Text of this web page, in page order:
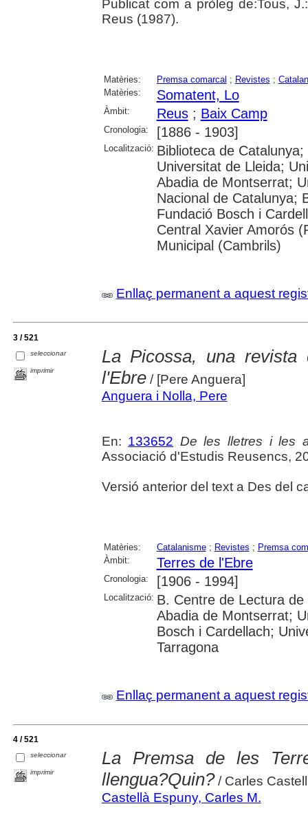
Publicat com a pròleg de:Tous,
Reus (1987).
Matèries: Premsa comarcal ; Revistes ;
Matèries:
Somatent, Lo
Àmbit: Reus; Baix Camp
Cronologia: [1886 - 1903]
Localització: Biblioteca de
Universitat de Lleida;
Abadia de Montserrat;
Nacional de Catalunya;
Fundació Bosch i
Central Xavier Amorós
Municipal (Cambrils)
Enllaç permanent a aquest
3 / 521
seleccionar
imprimir
La Picossa, una
l'Ebre/ [Pere Anguera]
Anguera i Nolla, Pere
En: 133652 De les lletres i les
Associació d'Estudis Reusencs,
Versió anterior del text a Des del
Matèries: Catalanisme; Revistes ; Premsa
Àmbit:
Terres de l'Ebre
Cronologia: [1906 - 1994]
Localització: B. Centre de Lectura
Abadia de Montserrat;
Bosch i Cardellach;
Tarragona
Enllaç permanent a aquest
4 / 521
seleccionar
imprimir
La Premsa de les
llengua?Quin?/ Carles
Castellà Espuny, Carles M.